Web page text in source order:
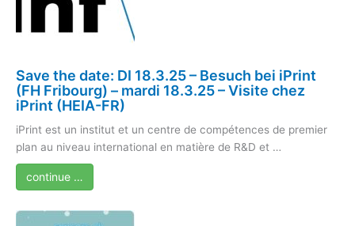
Save the date: DI 18.3.25 – Besuch bei iPrint
(FH Fribourg) – mardi 18.3.25 – Visite chez
iPrint (HEIA-FR)
iPrint est un institut et un centre de compétences de premier
plan au niveau international en matière de R&D et …
continue …